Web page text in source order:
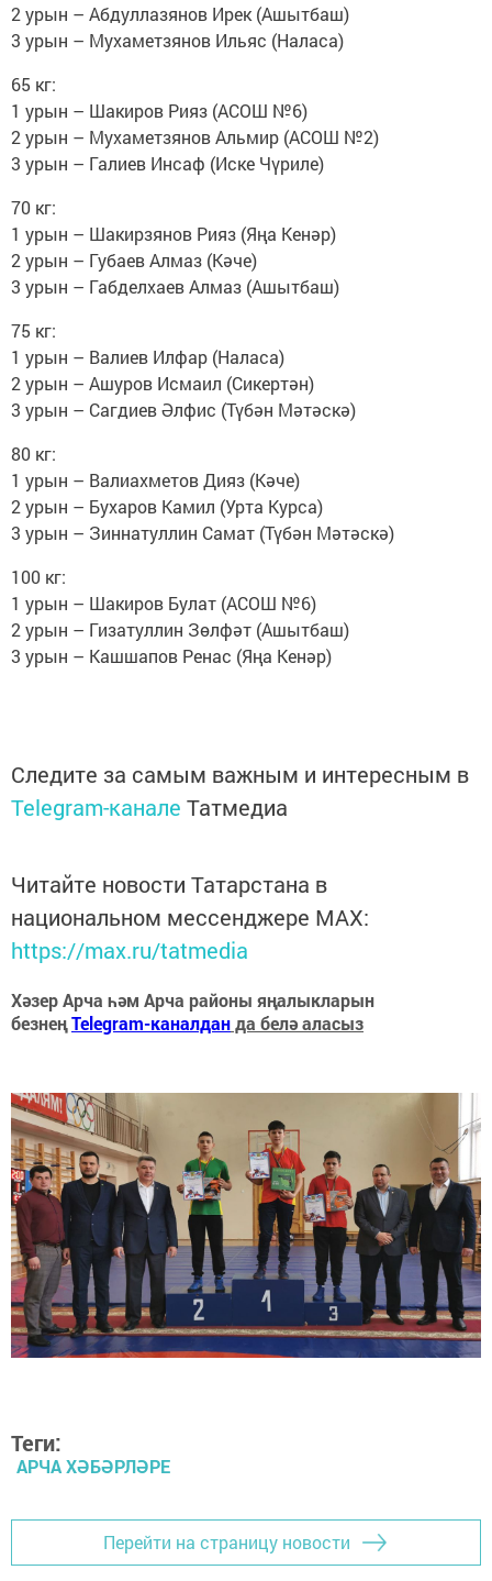
2 урын – Абдуллазянов Ирек (Ашытбаш)
3 урын – Мухаметзянов Ильяс (Наласа)
65 кг:
1 урын – Шакиров Рияз (АСОШ №6)
2 урын – Мухаметзянов Альмир (АСОШ №2)
3 урын – Галиев Инсаф (Иске Чүриле)
70 кг:
1 урын – Шакирзянов Рияз (Яңа Кенәр)
2 урын – Губаев Алмаз (Кәче)
3 урын – Габделхаев Алмаз (Ашытбаш)
75 кг:
1 урын – Валиев Илфар (Наласа)
2 урын – Ашуров Исмаил (Сикертән)
3 урын – Сагдиев Әлфис (Түбән Мәтәскә)
80 кг:
1 урын – Валиахметов Дияз (Кәче)
2 урын – Бухаров Камил (Урта Курса)
3 урын – Зиннатуллин Самат (Түбән Мәтәскә)
100 кг:
1 урын – Шакиров Булат (АСОШ №6)
2 урын – Гизатуллин Зөлфәт (Ашытбаш)
3 урын – Кашшапов Ренас (Яңа Кенәр)
Следите за самым важным и интересным в
Telegram-канале Татмедиа
Читайте новости Татарстана в
национальном мессенджере MАХ:
https://max.ru/tatmedia
Хәзер Арча һәм Арча районы яңалыкларын
безнеңTelegram-каналданда белә аласыз
Теги:
АРЧА ХӘБӘРЛӘРЕ
Перейти на страницу новости